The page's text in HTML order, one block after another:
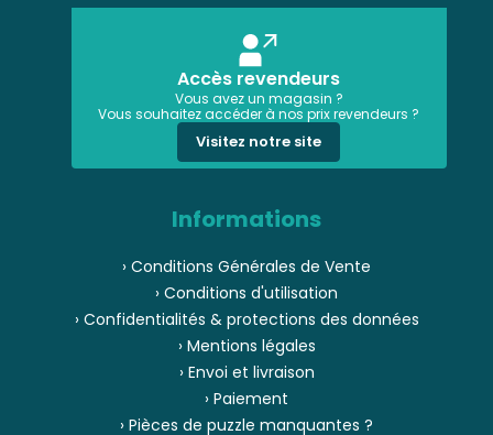
Accès revendeurs
Vous avez un magasin ?
Vous souhaitez accéder à nos prix revendeurs ?
Visitez notre site
Informations
› Conditions Générales de Vente
› Conditions d'utilisation
› Confidentialités & protections des données
› Mentions légales
› Envoi et livraison
› Paiement
› Pièces de puzzle manquantes ?